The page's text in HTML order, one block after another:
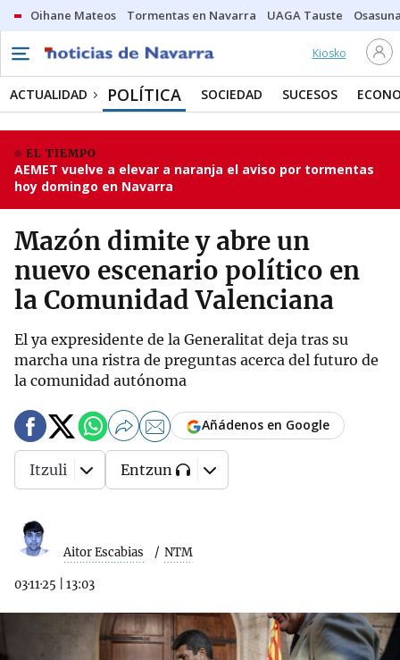
Oihane Mateos Tormentas en Navarra UAGA Tauste
Kiosko
ACTUALIDAD POLÍTICA SOCIEDAD SUCESOS
EL TIEMPO
AEMET vuelve a elevar a naranja el aviso por tormentas
hoy domingo en Navarra
Mazón dimite y abre un
nuevo escenario político en
la Comunidad Valenciana
El ya expresidente de la Generalitat deja tras su
marcha una ristra de preguntas acerca del futuro de
la comunidad autónoma
Aitor Escabias NTM
03·11·25 13:03
Añádenos en Google
Itzuli Entzun